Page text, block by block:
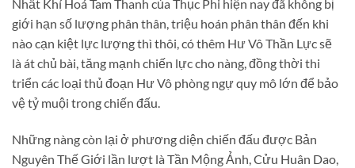
Nhất Khí Hoá Tam Thanh của Thục Phi hiện nay đã không bị
giới hạn số lượng phân thân, triệu hoán phân thân đến khi
nào cạn kiệt lực lượng thì thôi, có thêm Hư Vô Thần Lực sẽ
là át chủ bài, tăng mạnh chiến lực cho nàng, đồng thời thi
triển các loại thủ đoạn Hư Vô phòng ngự quy mô lớn để bảo
vệ tỷ muội trong chiến đấu.
Những nàng còn lại ở phương diện chiến đấu được Bản
Nguyên Thế Giới lần lượt là Tần Mộng Ảnh, Cửu Huân Dao,